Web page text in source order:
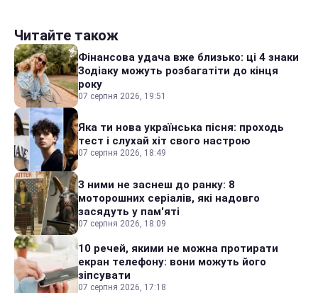
Читайте також
Фінансова удача вже близько: ці 4 знаки
Зодіаку можуть розбагатіти до кінця
року
07 серпня 2026, 19:51
Яка ти нова українська пісня: проходь
тест і слухай хіт свого настрою
07 серпня 2026, 18:49
З ними не заснеш до ранку: 8
моторошних серіалів, які надовго
засядуть у пам'яті
07 серпня 2026, 18:09
10 речей, якими не можна протирати
екран телефону: вони можуть його
зіпсувати
07 серпня 2026, 17:18